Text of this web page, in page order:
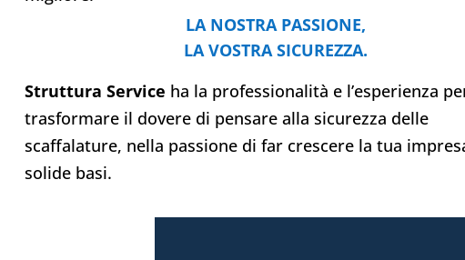
LA NOSTRA PASSIONE,
LA VOSTRA SICUREZZA.
Struttura Service ha la professionalità e l’esperienza
trasformare il dovere di pensare alla sicurezza delle
scaffalature, nella passione di far crescere la tua
solide basi.